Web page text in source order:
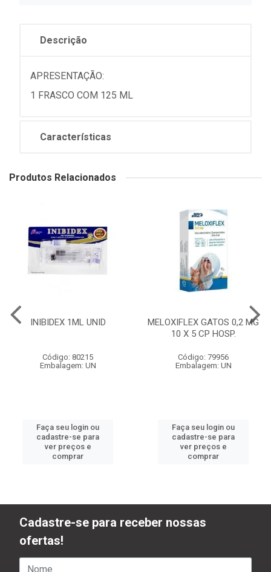
Descrição
APRESENTAÇÃO:
1 FRASCO COM 125 ML
Características
Produtos Relacionados
INIBIDEX 1ML UNID
Código: 80215
Embalagem: UN
Faça seu login ou
cadastre-se para
ver preços e
comprar
MELOXIFLEX GATOS 0,2 MG
10 X 5 CP HOSP.
Código: 79956
Embalagem: UN
Faça seu login ou
cadastre-se para
ver preços e
comprar
Cadastre-se para receber nossas
ofertas!